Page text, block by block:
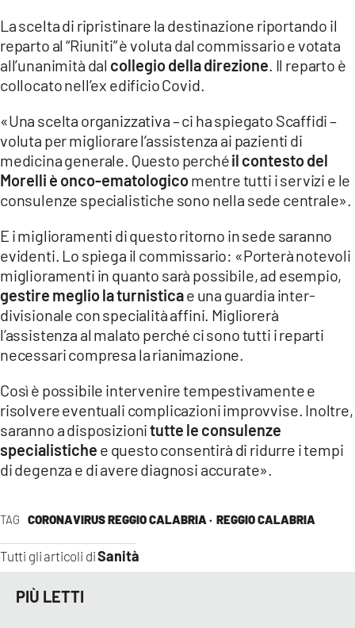
ILREGGINO.IT
COSENZACHANNEL.IT
ILVIBONESE.IT
CATANZAROCHANNEL.IT
LACAPITALENEWS.IT
App
ANDROID
APPLE
TAG CORONAVIRUS REGGIO CALABRIA · REGGIO CALABRIA
Tutti gli articoli diSanità
La scelta di ripristinare la destinazione riportando il
reparto al “Riuniti” è voluta dal commissario e votata
all’unanimità dal collegio della direzione . Il reparto è
collocato nell’ex edificio Covid.
«Una scelta organizzativa – ci ha spiegato Scaffidi –
voluta per migliorare l’assistenza ai pazienti di
medicina generale. Questo perchéil contesto del
Morelli è onco-ematologicomentre tutti i servizi e le
consulenze specialistiche sono nella sede centrale».
E i miglioramenti di questo ritorno in sede saranno
evidenti. Lo spiega il commissario: «Porterà notevoli
miglioramenti in quanto sarà possibile, ad esempio,
gestire meglio la turnisticae una guardia inter-
divisionale con specialità affini. Migliorerà
l’assistenza al malato perché ci sono tutti i reparti
necessari compresa la rianimazione.
Così è possibile intervenire tempestivamente e
risolvere eventuali complicazioni improvvise. Inoltre,
saranno a disposizionitutte le consulenze
specialistiche e questo consentirà di ridurre i tempi
di degenza e di avere diagnosi accurate».
PIÙ LETTI